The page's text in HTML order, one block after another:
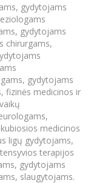
gydytojams
gydytojams
chirurgams,
gydytojams
fizinės medicinos ir
medicinos
ligų gydytojams,
terapijos
gydytojams
slaugytojams.